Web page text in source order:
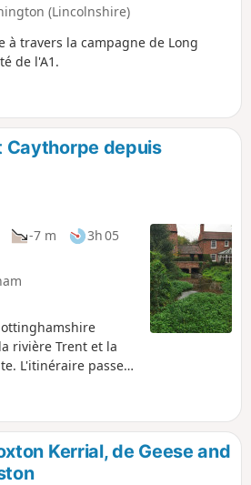
(Lincolnshire)
à travers la campagne de Long
de l'A1.
Caythorpe depuis
-7 m
3h 05
rivière Trent et la
L'itinéraire passe
Kerrial, de Geese and